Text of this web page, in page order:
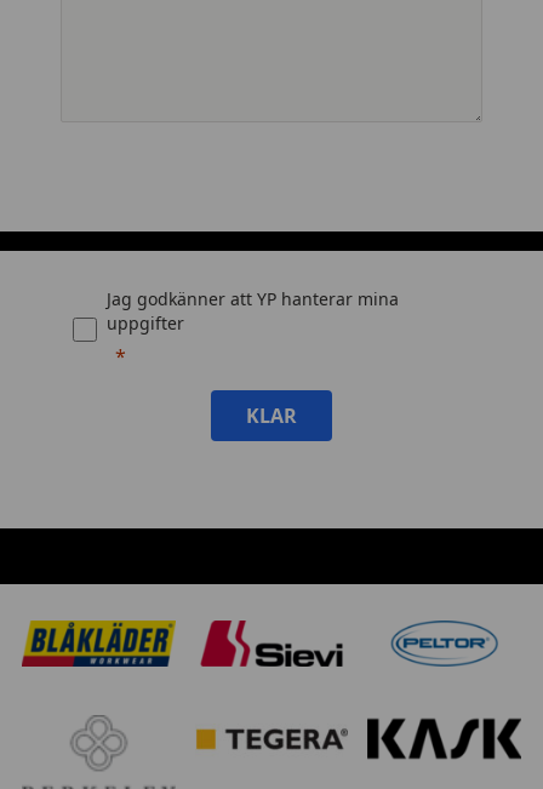
Jag godkänner att YP hanterar mina
uppgifter
KLAR